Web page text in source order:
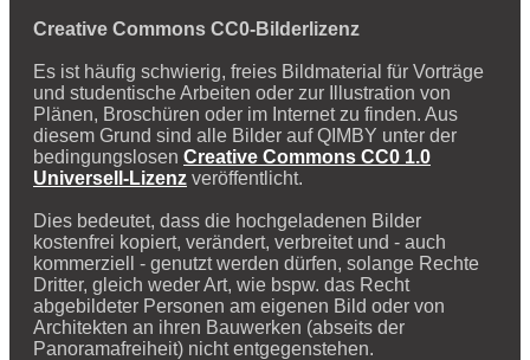
Creative Commons CC0-Bilderlizenz
Es ist häufig schwierig, freies Bildmaterial für Vorträge
und studentische Arbeiten oder zur Illustration von
Plänen, Broschüren oder im Internet zu finden. Aus
diesem Grund sind alle Bilder auf QIMBY unter der
bedingungslosen Creative Commons CC0 1.0
Universell-Lizenz veröffentlicht.
Dies bedeutet, dass die hochgeladenen Bilder
kostenfrei kopiert, verändert, verbreitet und - auch
kommerziell - genutzt werden dürfen, solange Rechte
Dritter, gleich weder Art, wie bspw. das Recht
abgebildeter Personen am eigenen Bild oder von
Architekten an ihren Bauwerken (abseits der
Panoramafreiheit) nicht entgegenstehen.